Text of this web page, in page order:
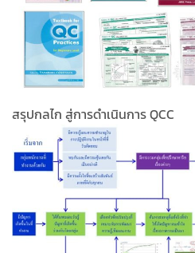
สรุปกลไก สู่การดำเนินการ QCC